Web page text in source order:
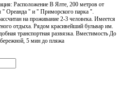
Расположение В Ялте, 200 метров от
" Ореанда " и " Приморского парка ".
на проживание 2-3 человека. Имеется
отдыха. Рядом красивейший бульвар им.
транспортная развязка. Вместимость До
5 мин до пляжа